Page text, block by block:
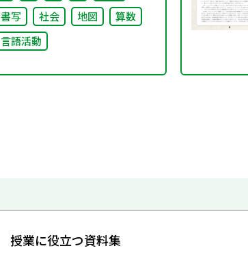
書写
社会 地図
算数
言語活動
授業に役立つ資料集